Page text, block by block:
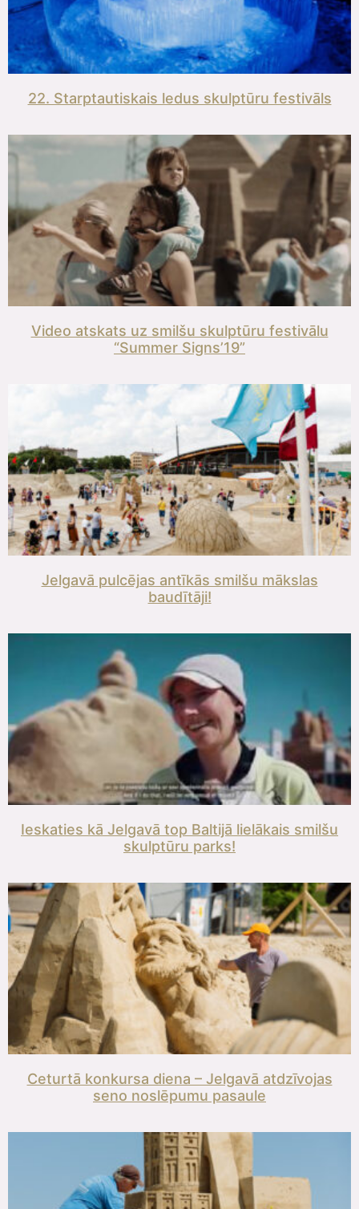
22. Starptautiskais ledus skulptūru festivāls
Video atskats uz smilšu skulptūru festivālu
“Summer Signs’19”
Jelgavā pulcējas antīkās smilšu mākslas
baudītāji!
Ieskaties kā Jelgavā top Baltijā lielākais smilšu
skulptūru parks!
Ceturtā konkursa diena – Jelgavā atdzīvojas
seno noslēpumu pasaule